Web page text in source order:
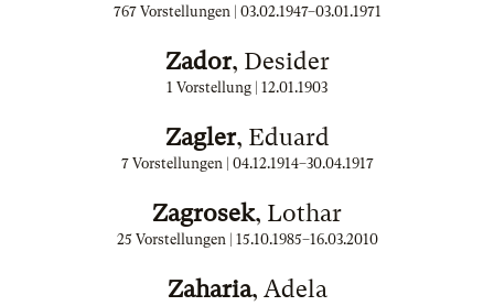
767 Vorstellungen | 03.02.1947–03.01.1971
Zador, Desider
1 Vorstellung | 12.01.1903
Zagler, Eduard
7 Vorstellungen | 04.12.1914–30.04.1917
Zagrosek, Lothar
25 Vorstellungen | 15.10.1985–16.03.2010
Zaharia, Adela